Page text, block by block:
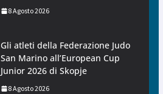
8 Agosto 2026
Gli atleti della Federazione Judo
San Marino all’European Cup
Junior 2026 di Skopje
8 Agosto 2026